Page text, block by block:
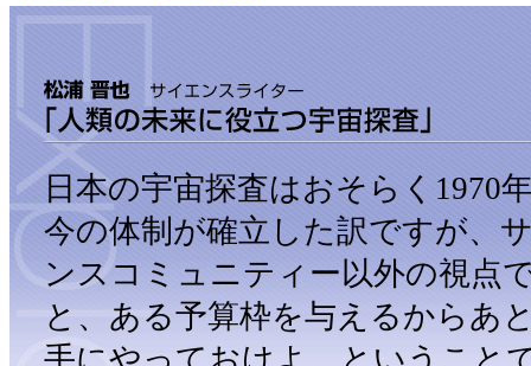
日本の宇宙探査はおそらく1970
今の体制が確立した訳ですが、
ンスコミュニティー以外の視点
と、ある予算枠を与えるからあ
手にやっておけよ、ということ